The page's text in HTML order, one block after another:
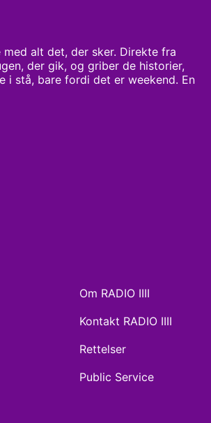
alt det, der sker. Direkte fra
der gik, og griber de historier,
i stå, bare fordi det er weekend. En
Om RADIO IIII
Kontakt RADIO IIII
Rettelser
Public Service